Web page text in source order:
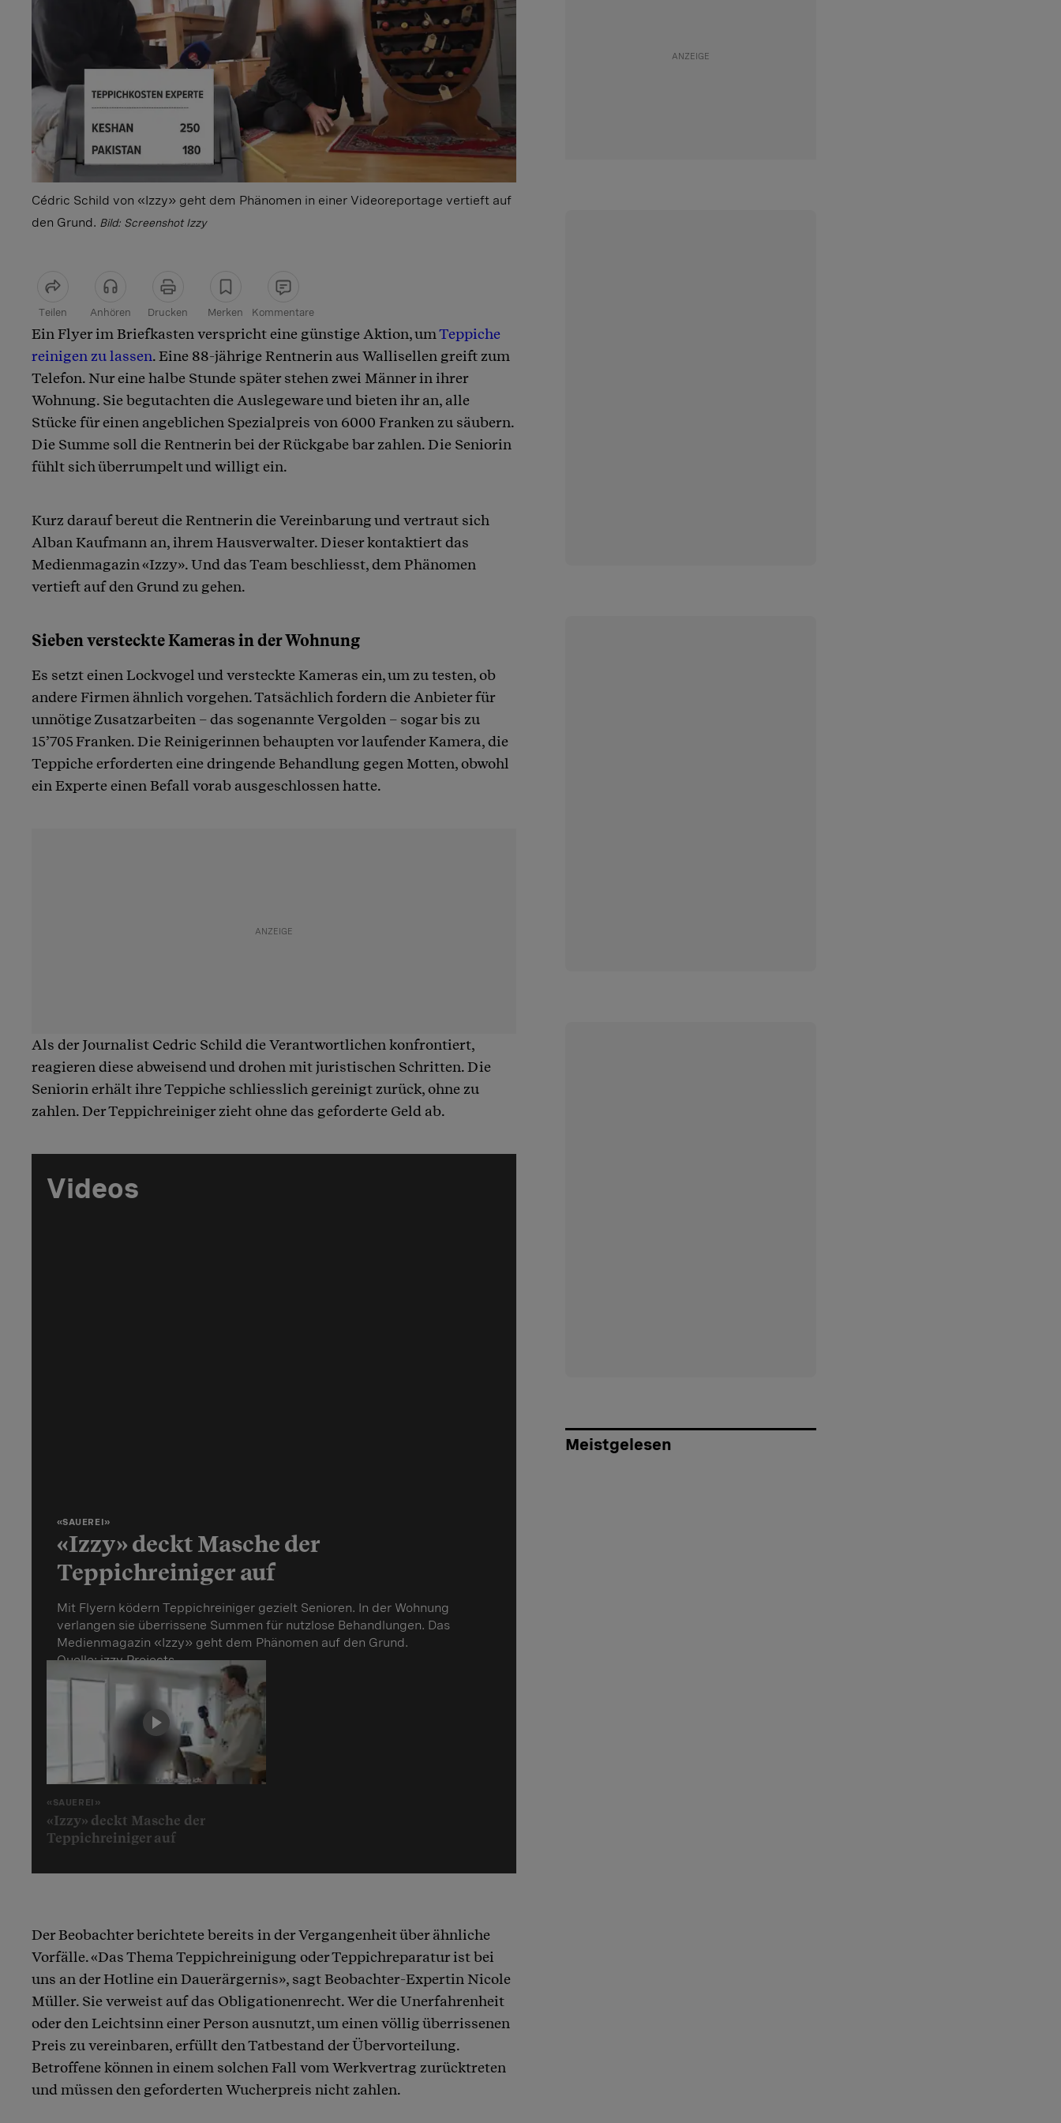
Cédric Schild von «Izzy» geht dem Phänomen in einer Videoreportage vertieft auf
den Grund. Bild: Screenshot Izzy
Teilen Anhören Drucken Merken Kommentare
Artikel teilen
Ein Flyer im Briefkasten verspricht eine günstige Aktion, umTeppiche
reinigen zu lassen. Eine 88-jährige Rentnerin aus Wallisellen greift zum
Telefon. Nur eine halbe Stunde später stehen zwei Männer in ihrer
Wohnung. Sie begutachten die Auslegeware und bieten ihr an, alle
Stücke für einen angeblichen Spezialpreis von 6000 Franken zu säubern.
Die Summe soll die Rentnerin bei der Rückgabe bar zahlen. Die Seniorin
fühlt sich überrumpelt und willigt ein.
Kurz darauf bereut die Rentnerin die Vereinbarung und vertraut sich
Alban Kaufmann an, ihrem Hausverwalter. Dieser kontaktiert das
Medienmagazin «Izzy». Und das Team beschliesst, dem Phänomen
vertieft auf den Grund zu gehen.
Sieben versteckte Kameras in der Wohnung
Es setzt einen Lockvogel und versteckte Kameras ein, um zu testen, ob
andere Firmen ähnlich vorgehen. Tatsächlich fordern die Anbieter für
unnötige Zusatzarbeiten – das sogenannte Vergolden – sogar bis zu
15’705 Franken. Die Reinigerinnen behaupten vor laufender Kamera, die
Teppiche erforderten eine dringende Behandlung gegen Motten, obwohl
ein Experte einen Befall vorab ausgeschlossen hatte.
Als der Journalist Cedric Schild die Verantwortlichen konfrontiert,
reagieren diese abweisend und drohen mit juristischen Schritten. Die
Seniorin erhält ihre Teppiche schliesslich gereinigt zurück, ohne zu
zahlen. Der Teppichreiniger zieht ohne das geforderte Geld ab.
Videos
Mit Flyern ködern Teppichreiniger gezielt Senioren. In der Wohnung
verlangen sie überrissene Summen für nutzlose Behandlungen. Das
Medienmagazin «Izzy» geht dem Phänomen auf den Grund.
Quelle:izzy Projects
«SAUEREI»
«Izzy» deckt Masche der
Teppichreiniger auf
«SAUEREI»
«Izzy» deckt Masche der
Teppichreiniger auf
Der Beobachter berichtete bereits in der Vergangenheit über ähnliche
Vorfälle. «Das Thema Teppichreinigung oder Teppichreparatur ist bei
uns an der Hotline ein Dauerärgernis», sagt Beobachter-Expertin Nicole
Müller. Sie verweist auf das Obligationenrecht. Wer die Unerfahrenheit
oder den Leichtsinn einer Person ausnutzt, um einen völlig überrissenen
Preis zu vereinbaren, erfüllt den Tatbestand der Übervorteilung.
Betroffene können in einem solchen Fall vom Werkvertrag zurücktreten
und müssen den geforderten Wucherpreis nicht zahlen.
Meistgelesen